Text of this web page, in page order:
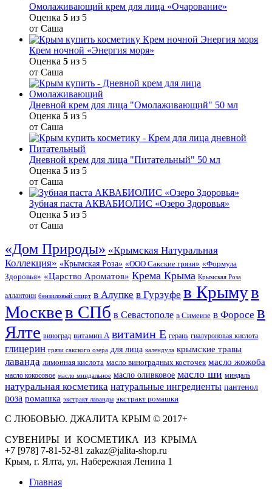
Омолаживающий крем для лица «Очарование»
Оценка 5 из 5
от Саша
Крем ночной «Энергия моря»
Оценка 5 из 5
от Саша
Дневной крем для лица "Омолаживающий" 50 мл
Оценка 5 из 5
от Саша
Дневной крем для лица "Питательный" 50 мл
Оценка 5 из 5
от Саша
Зубная паста АКВАБИОЛИС «Озеро Здоровья»
Оценка 5 из 5
от Саша
«Дом Природы» «Крымская Натуральная
Коллекция» «Крымская Роза» «ООО Сакские грязи» «Формула
Здоровья» «Царство Ароматов» Крема Крыма Крымская Роза
аллантоин бензиловый спирт в Алупке в Гурзуфе в Крымув
Москвев СПб в Севастополе в Симеизе в Форосе в
Ялте виноград витамин А витамин Е герань гиалуроновая кислота
глицерин грязи сакского озера для лица календула крымские травы
лаванда лимонная кислота масло виноградных косточек масло жожоба
масло кокосовое масло миндальное масло оливковое масло ши миндаль
натуральная косметика натуральные ингредиенты пантенол
роза ромашка экстракт лаванды экстракт ромашки
С ЛЮБОВЬЮ. ДЖАЛИТА КРЫМ © 2017+
СУВЕНИРЫ И КОСМЕТИКА ИЗ КРЫМА
+7 [978] 7-81-52-81 zakaz@jalita-shop.ru
Крым, г. Ялта, ул. Набережная Ленина 1
Главная